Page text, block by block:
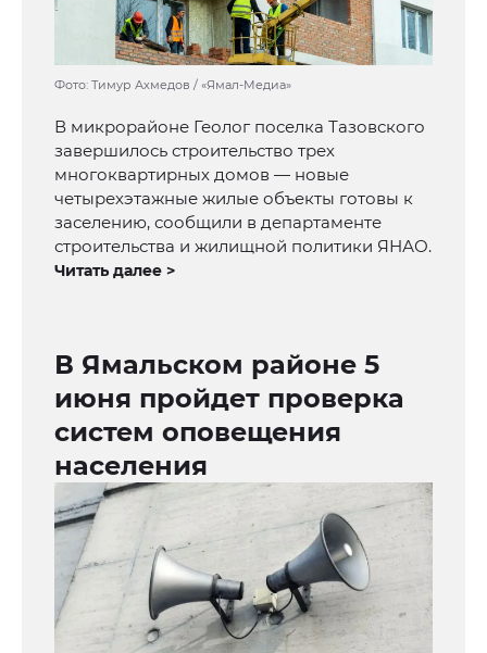
Фото: Тимур Ахмедов / «Ямал-Медиа»
В микрорайоне Геолог поселка Тазовского
завершилось строительство трех
многоквартирных домов — новые
четырехэтажные жилые объекты готовы к
заселению, сообщили в департаменте
строительства и жилищной политики ЯНАО.
Читать далее >
В Ямальском районе 5
июня пройдет проверка
систем оповещения
населения